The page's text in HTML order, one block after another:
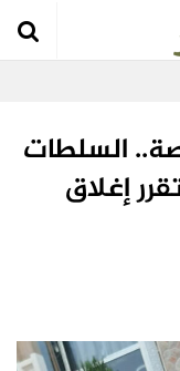
السلطات
إغلاق